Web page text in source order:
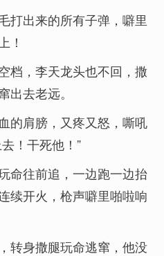
打出来的所有子弹，噼里
！
档，李天龙头也不回，撒
去老远。
的肩膀，又疼又怒，嘶吼
！干死他！”
命往前追，一边跑一边抬
续开火，枪声噼里啪啦响
转身撒腿玩命逃窜，他没